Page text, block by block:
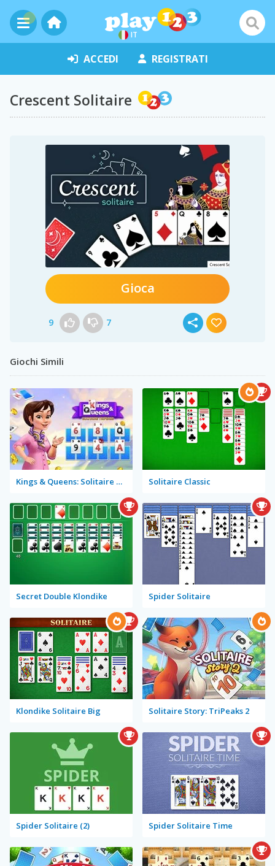
IT
ACCEDI REGISTRATI
Crescent Solitaire
Gioca
9 7
Giochi Simili
Kings & Queens: Solitaire Tripeaks Solitaire Classic
Secret Double Klondike Spider Solitaire
Klondike Solitaire Big Solitaire Story: TriPeaks 2
Spider Solitaire (2) Spider Solitaire Time